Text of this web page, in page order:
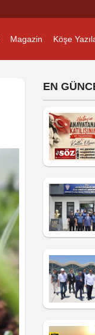
Magazin Köşe
EN